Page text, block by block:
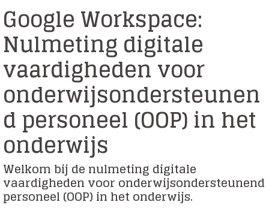
Google Workspace:
Nulmeting digitale
vaardigheden voor
onderwijsondersteunen
d personeel (OOP) in het
onderwijs
Welkom bij de nulmeting digitale
vaardigheden voor onderwijsondersteunend
personeel (OOP) in het onderwijs.